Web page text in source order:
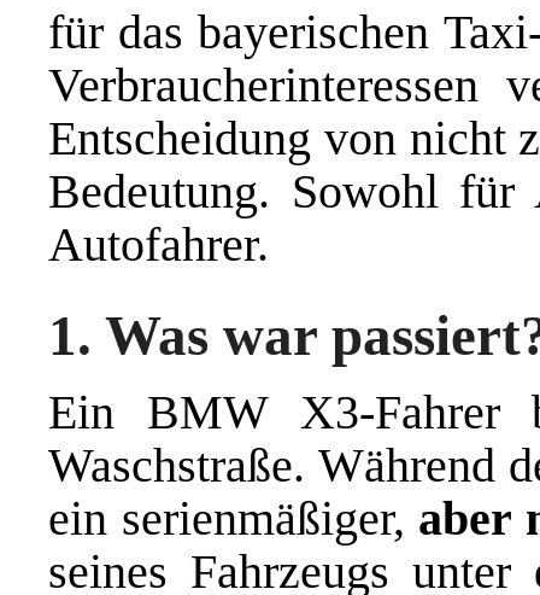
für das bayerischen
Entscheidung von nicht
Bedeutung. Sowohl für
Autofahrer.
1. Was war
Ein BMW X3-Fahrer
Waschstraße. Während
ein serienmäßiger, aber
seines Fahrzeugs